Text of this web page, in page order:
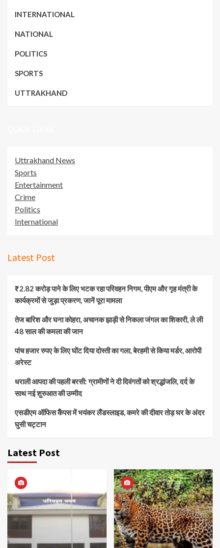
INTERNATIONAL
NATIONAL
POLITICS
SPORTS
UTTRAKHAND
Uttrakhand News
Sports
Entertainment
Crime
Politics
International
Latest Post
₹2.82 करोड़ पाने के लिए भटक रहा परिवहन निगम, पीएम और गृह मंत्री के
कार्यक्रमों से जुड़ा प्रकरण, जानें पूरा मामला
तेज बारिश और घना कोहरा, अचानक झाड़ी से निकला जंगल का शिकारी, ले ली
48 साल की कमला की जान
पांच हजार रुपए के लिए घोंट दिया दोस्ती का गला, बेरहमी से किया मर्डर, आरोपी
अरेस्ट
धराली आपदा की पहली बरसी: ग्रामीणों ने दी दिवंगतों को श्रद्धांजलि, दर्द के
साथ नई शुरुआत की उम्मीद
एसडीएम ऑफिस कैंपस में भयंकर लैंडस्लाइड, कमरे की दीवार तोड़ घर के अंदर
घुसी चट्टान
Latest Post